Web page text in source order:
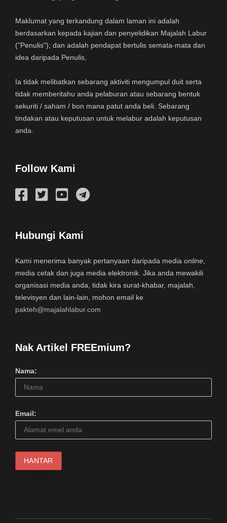
Maklumat yang terkandung dalam laman ini adalah
berdasarkan kepada kajian dan penyelidikan Majalah Labur
("Penulis"); dan adalah pendapat bertulis semata-mata dan
idea daripada Penulis,
Ia tidak melibatkan sebarang aktiviti mengumpul duit serta
tidak memberitahu anda pelaburan atau sebarang bentuk
sekuriti / saham / bon mana patut anda beli. Sebarang
tindakan atau keputusan untuk melabur adalah keputusan
anda.
Follow Kami
Hubungi Kami
Kami menerima banyak pertanyaan daripada media online,
media cetak dan juga media elektronik. Jika anda mewakili
organisasi media anda, tidak kira surat-khabar, majalah,
televisyen dan lain-lain, mohon email ke
pakteh@majalahlabur.com
Nak Artikel FREEmium?
Nama:
Email: